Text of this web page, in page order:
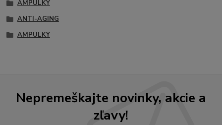
AMPULKY
ANTI-AGING
AMPULKY
Nepremeškajte novinky, akcie a
zľavy!